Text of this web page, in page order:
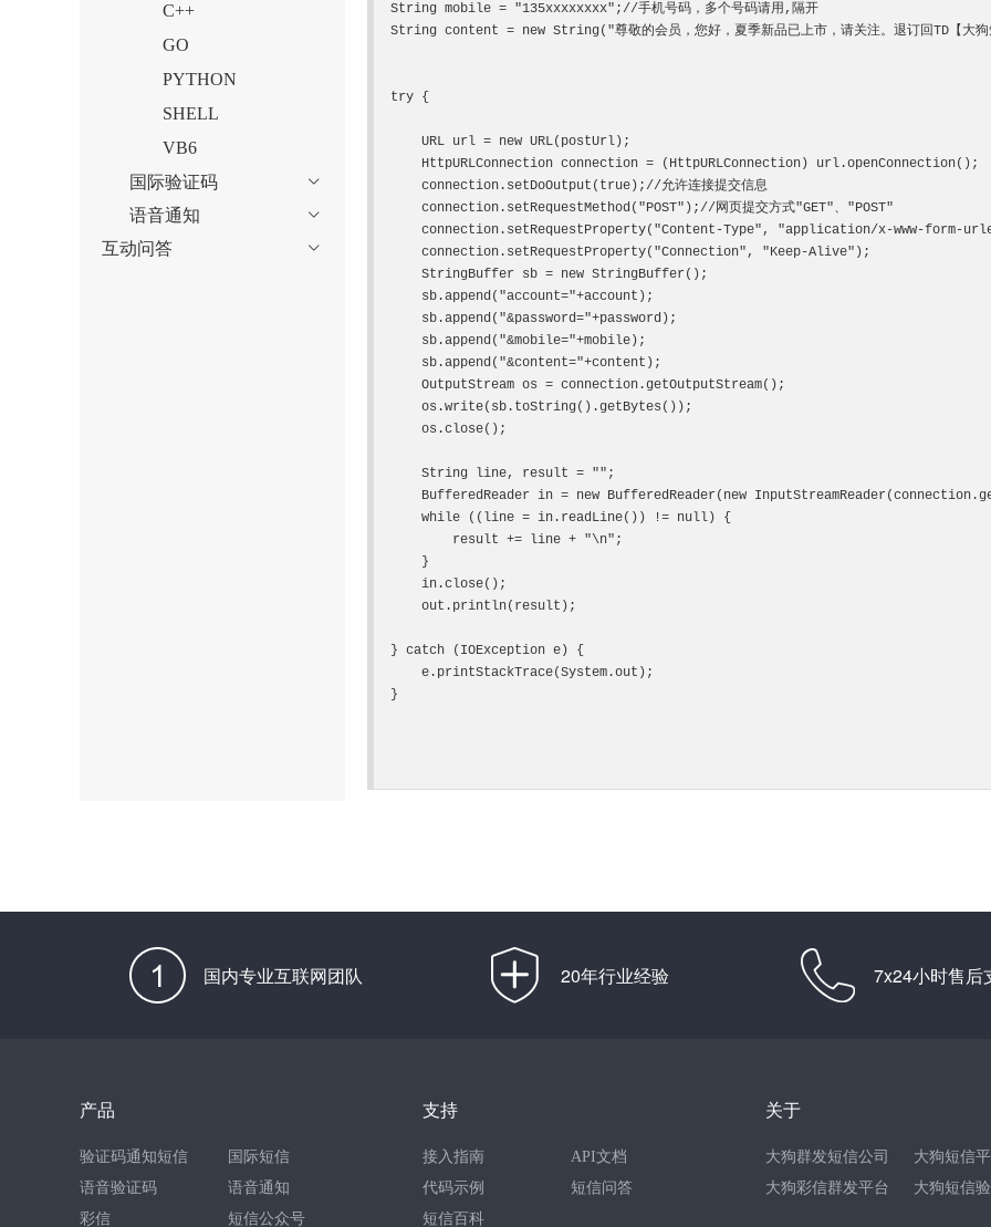
C++
GO
PYTHON
SHELL
VB6
国际验证码 
语音通知 
互动问答 
String mobile = "135xxxxxxxx";//手机号码，多个号码请用,隔开
String content = new String("尊敬的会员，您好，夏季新品已上市，请关注。退订回TD【大
try {
} catch (IOException e) {
}
国内专业互联网团队 20年行业经验 7x24小时售后
产品
验证码通知短信
国际短信
语音验证码
语音通知
彩信
短信公众号
支持
接入指南
API文档
代码示例
短信问答
短信百科
关于
大狗群发短信公司
大狗短信
大狗彩信群发平台
大狗短信